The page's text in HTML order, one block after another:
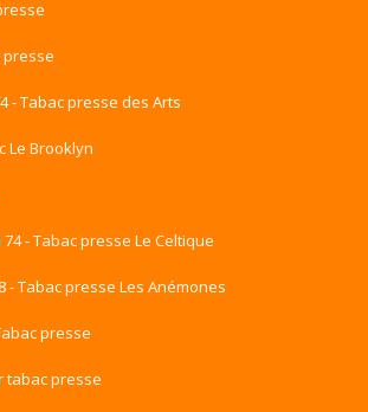
presse
- Tabac presse des Arts
Le Brooklyn
- Tabac presse Le Celtique
- Tabac presse Les Anémones
presse
tabac presse